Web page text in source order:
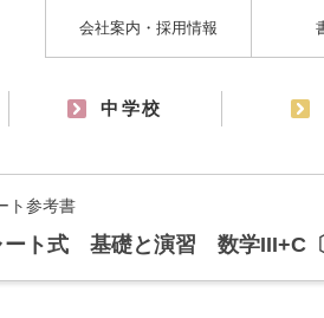
会社案内・採用情報
中学校
ト参考書
ト式 基礎と演習 数学III+C〔